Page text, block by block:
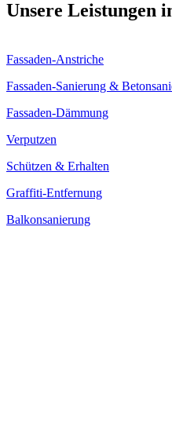
Unsere Leistungen
Fassaden-Anstriche
Fassaden-Sanierung &
Fassaden-Dämmung
Verputzen
Schützen & Erhalten
Graffiti-Entfernung
Balkonsanierung